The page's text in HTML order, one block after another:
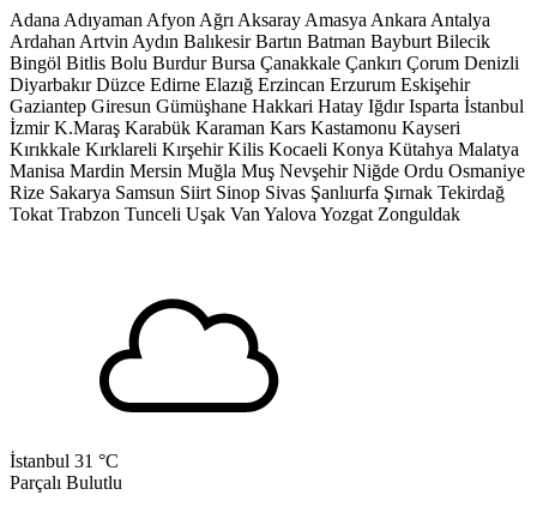
Adana Adıyaman Afyon Ağrı Aksaray Amasya Ankara Antalya
Ardahan Artvin Aydın Balıkesir Bartın Batman Bayburt Bilecik
Bingöl Bitlis Bolu Burdur Bursa Çanakkale Çankırı Çorum Denizli
Diyarbakır Düzce Edirne Elazığ Erzincan Erzurum Eskişehir
Gaziantep Giresun Gümüşhane Hakkari Hatay Iğdır Isparta İstanbul
İzmir K.Maraş Karabük Karaman Kars Kastamonu Kayseri
Kırıkkale Kırklareli Kırşehir Kilis Kocaeli Konya Kütahya Malatya
Manisa Mardin Mersin Muğla Muş Nevşehir Niğde Ordu Osmaniye
Rize Sakarya Samsun Siirt Sinop Sivas Şanlıurfa Şırnak Tekirdağ
Tokat Trabzon Tunceli Uşak Van Yalova Yozgat Zonguldak
İstanbul 31 °C
Parçalı Bulutlu